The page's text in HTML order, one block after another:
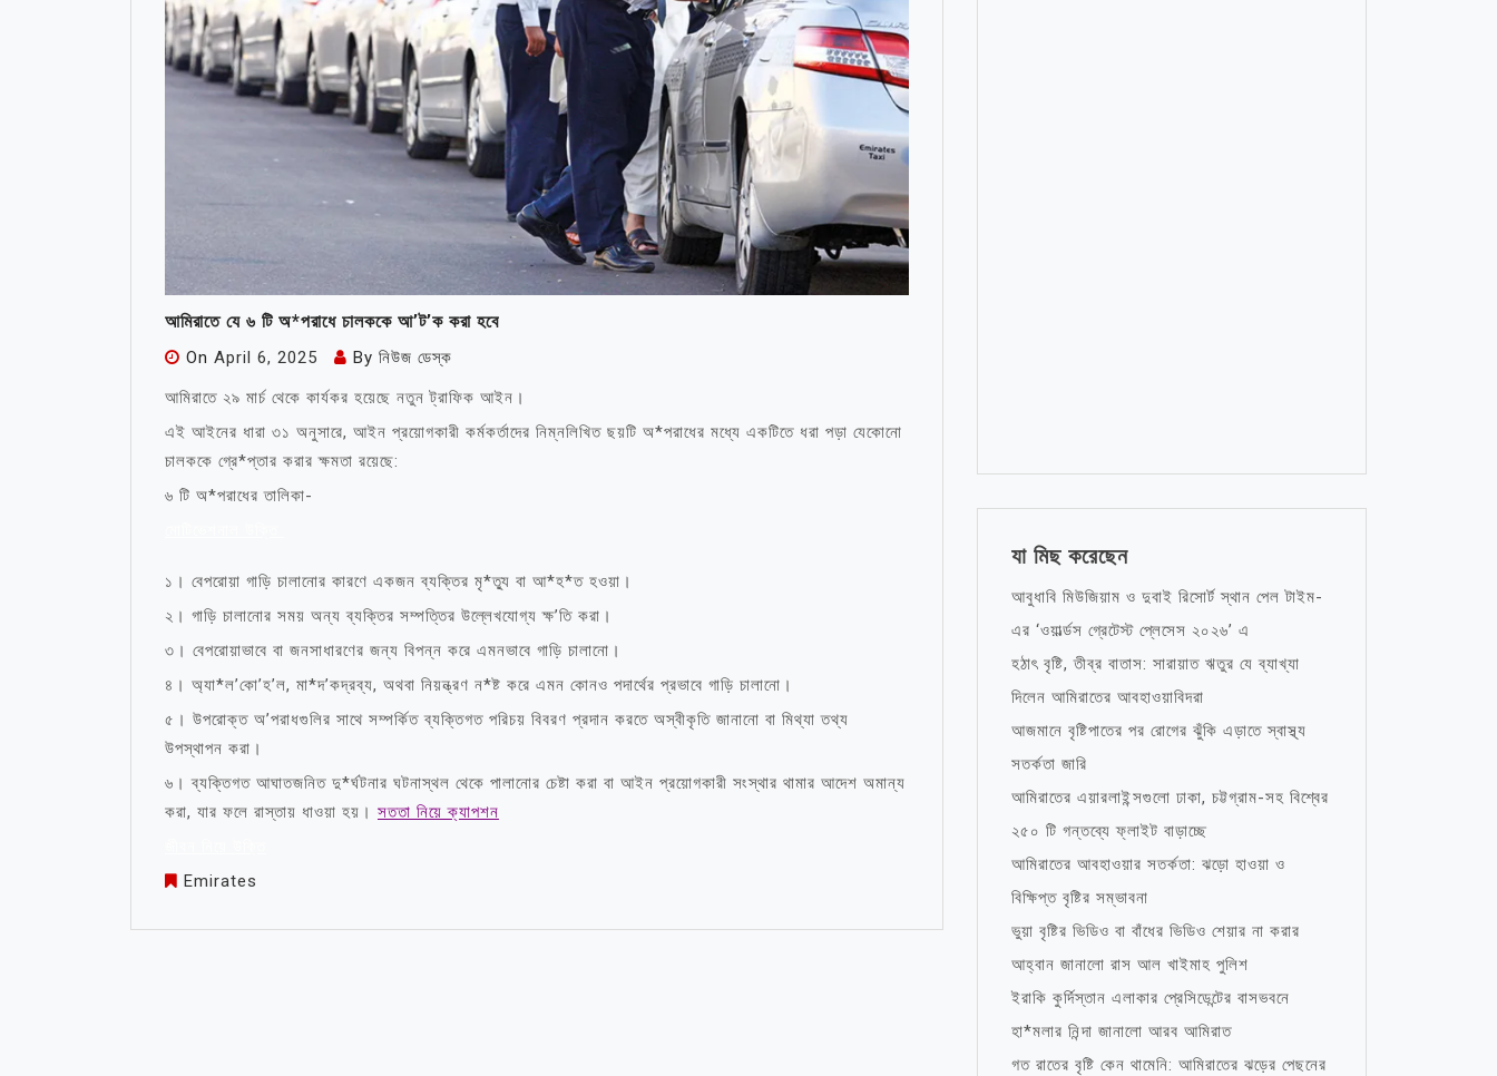
আমিরাতে যে ৬ টি অ*পরাধে চালককে আ’ট’ক করা হবে
On April 6, 2025 By নিউজ ডেস্ক
আমিরাতে ২৯ মার্চ থেকে কার্যকর হয়েছে নতুন ট্রাফিক আইন।
এই আইনের ধারা ৩১ অনুসারে, আইন প্রয়োগকারী কর্মকর্তাদের নিম্নলিখিত ছয়টি অ*পরাধের মধ্যে একটিতে ধরা পড়া যেকোনো
চালককে গ্রে*প্তার করার ক্ষমতা রয়েছে:
৬ টি অ*পরাধের তালিকা-
১। বেপরোয়া গাড়ি চালানোর কারণে একজন ব্যক্তির মৃ*ত্যু বা আ*হ*ত হওয়া।
২। গাড়ি চালানোর সময় অন্য ব্যক্তির সম্পত্তির উল্লেখযোগ্য ক্ষ’তি করা।
৩। বেপরোয়াভাবে বা জনসাধারণের জন্য বিপন্ন করে এমনভাবে গাড়ি চালানো।
৪। অ্যা*ল’কো’হ’ল, মা*দ’কদ্রব্য, অথবা নিয়ন্ত্রণ ন*ষ্ট করে এমন কোনও পদার্থের প্রভাবে গাড়ি চালানো।
৫। উপরোক্ত অ’পরাধগুলির সাথে সম্পর্কিত ব্যক্তিগত পরিচয় বিবরণ প্রদান করতে অস্বীকৃতি জানানো বা মিথ্যা তথ্য
উপস্থাপন করা।
৬। ব্যক্তিগত আঘাতজনিত দু*র্ঘটনার ঘটনাস্থল থেকে পালানোর চেষ্টা করা বা আইন প্রয়োগকারী সংস্থার থামার আদেশ অমান্য
করা, যার ফলে রাস্তায় ধাওয়া হয়। সততা নিয়ে ক্যাপশন
Emirates
যা মিছ করেছেন
আবুধাবি মিউজিয়াম ও দুবাই রিসোর্ট স্থান পেল টাইম-
এর ‘ওয়ার্ল্ডস গ্রেটেস্ট প্লেসেস ২০২৬’ এ
হঠাৎ বৃষ্টি, তীব্র বাতাস: সারায়াত ঋতুর যে ব্যাখ্যা
দিলেন আমিরাতের আবহাওয়াবিদরা
আজমানে বৃষ্টিপাতের পর রোগের ঝুঁকি এড়াতে স্বাস্থ্য
সতর্কতা জারি
আমিরাতের এয়ারলাইন্সগুলো ঢাকা, চট্টগ্রাম-সহ বিশ্বের
২৫০ টি গন্তব্যে ফ্লাইট বাড়াচ্ছে
আমিরাতের আবহাওয়ার সতর্কতা: ঝড়ো হাওয়া ও
বিক্ষিপ্ত বৃষ্টির সম্ভাবনা
ভুয়া বৃষ্টির ভিডিও বা বাঁধের ভিডিও শেয়ার না করার
আহ্বান জানালো রাস আল খাইমাহ পুলিশ
ইরাকি কুর্দিস্তান এলাকার প্রেসিডেন্টের বাসভবনে
হা*মলার নিন্দা জানালো আরব আমিরাত
গত রাতের বৃষ্টি কেন থামেনি: আমিরাতের ঝড়ের পেছনের